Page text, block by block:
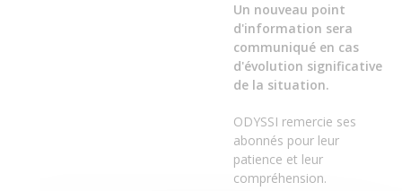
Un nouveau point
d'information sera
communiqué en cas
d'évolution significative
de la situation.
ODYSSI remercie ses
abonnés pour leur
patience et leur
compréhension.